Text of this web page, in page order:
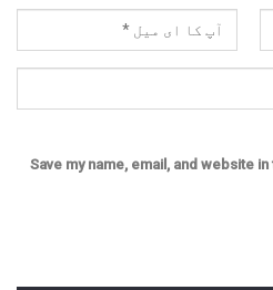
Save my name, email, and website